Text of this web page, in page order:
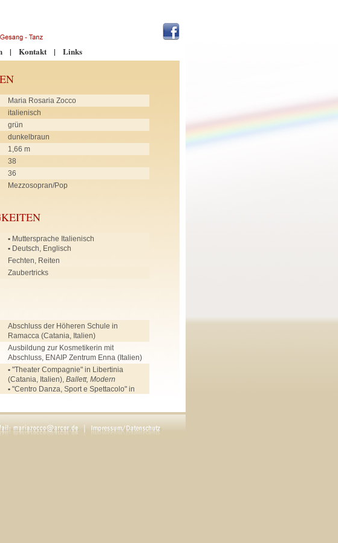
| Kontakt | Links
Maria Rosaria Zocco
italienisch
grün
dunkelbraun
1,66 m
38
36
Mezzosopran/Pop
• Muttersprache Italienisch
• Deutsch, Englisch
Fechten, Reiten
Zaubertricks
Abschluss der Höheren Schule in
Ramacca (Catania, Italien)
Ausbildung zur Kosmetikerin mit
Abschluss, ENAIP Zentrum Enna (Italien)
• "Theater Compagnie" in Libertinia
(Catania, Italien), Ballett, Modern
• "Centro Danza, Sport e Spettacolo" in
"Inlingua" Sprachschule (Mannheim),
• "The Park" Tanzschule (Mannheim),